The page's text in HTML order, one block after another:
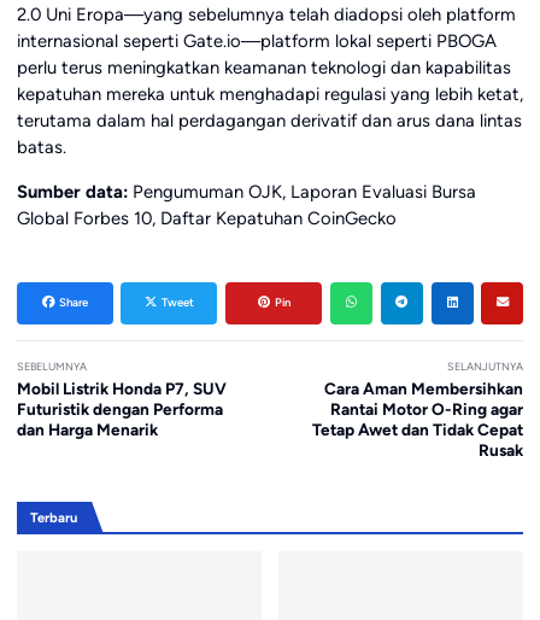
2.0 Uni Eropa—yang sebelumnya telah diadopsi oleh platform
internasional seperti Gate.io—platform lokal seperti PBOGA
perlu terus meningkatkan keamanan teknologi dan kapabilitas
kepatuhan mereka untuk menghadapi regulasi yang lebih ketat,
terutama dalam hal perdagangan derivatif dan arus dana lintas
batas.
Sumber data:Pengumuman OJK, Laporan Evaluasi Bursa
Global Forbes 10, Daftar Kepatuhan CoinGecko
Share Tweet Pin
SEBELUMNYA
Mobil Listrik Honda P7, SUV
Futuristik dengan Performa
dan Harga Menarik
SELANJUTNYA
Cara Aman Membersihkan
Rantai Motor O-Ring agar
Tetap Awet dan Tidak Cepat
Rusak
Terbaru